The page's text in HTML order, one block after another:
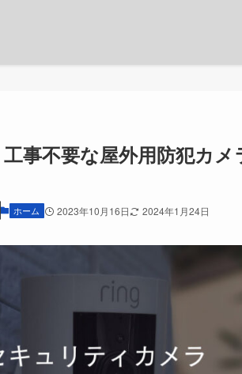
事不要な屋外用防犯カメ
ホーム 2023年10月16日 2024年1月24日